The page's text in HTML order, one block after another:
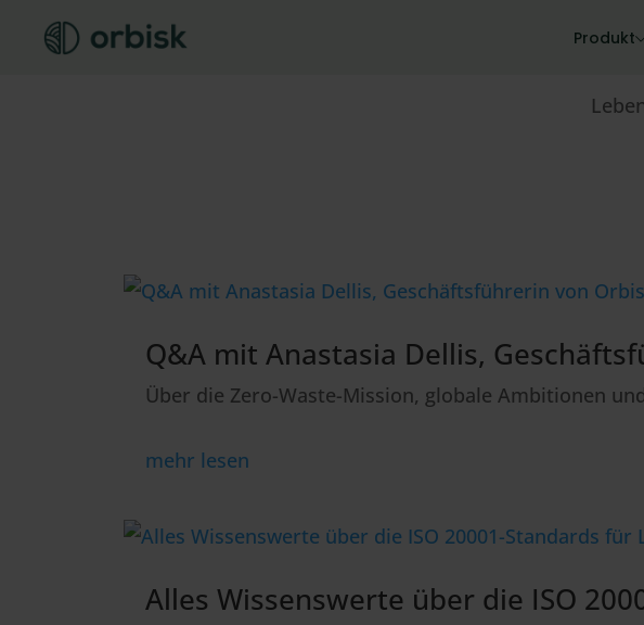
Produkt
Q&A mit Anastasia Dellis,
Über die Zero-Waste-Mission, globale Ambitionen
mehr lesen
Alles Wissenswerte über die ISO